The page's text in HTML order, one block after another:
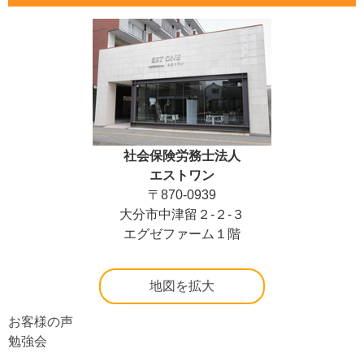
社会保険労務士法人
エストワン
〒870-0939
大分市中津留２-２-３
エグゼファーム１階
地図を拡大
お客様の声
勉強会